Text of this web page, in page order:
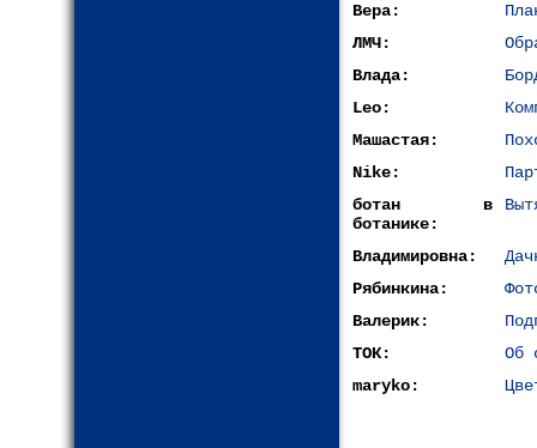
Вера:
ЛМЧ:
Влада:
Leo:
Машастая:
Nike:
ботан в
ботанике:
Владимировна:
Рябинкина:
Валерик:
ТОК:
Об
maryko: